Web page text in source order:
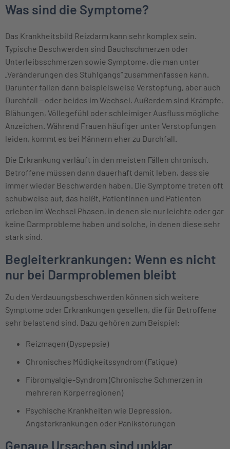
Was sind die Symptome?
Das Krankheitsbild Reizdarm kann sehr komplex sein.
Typische Beschwerden sind Bauchschmerzen oder
Unterleibsschmerzen sowie Symptome, die man unter
„Veränderungen des Stuhlgangs“ zusammenfassen kann.
Darunter fallen dann beispielsweise Verstopfung, aber auch
Durchfall – oder beides im Wechsel. Außerdem sind Krämpfe,
Blähungen, Völlegefühl oder schleimiger Ausfluss mögliche
Anzeichen. Während Frauen häufiger unter Verstopfungen
leiden, kommt es bei Männern eher zu Durchfall.
Die Erkrankung verläuft in den meisten Fällen chronisch.
Betroffene müssen dann dauerhaft damit leben, dass sie
immer wieder Beschwerden haben. Die Symptome treten oft
schubweise auf, das heißt, Patientinnen und Patienten
erleben im Wechsel Phasen, in denen sie nur leichte oder gar
keine Darmprobleme haben und solche, in denen diese sehr
stark sind.
Begleiterkrankungen: Wenn es nicht
nur bei Darmproblemen bleibt
Zu den Verdauungsbeschwerden können sich weitere
Symptome oder Erkrankungen gesellen, die für Betroffene
sehr belastend sind. Dazu gehören zum Beispiel:
Reizmagen (Dyspepsie)
Chronisches Müdigkeitssyndrom (Fatigue)
Fibromyalgie-Syndrom (Chronische Schmerzen in
mehreren Körperregionen)
Psychische Krankheiten wie Depression,
Angsterkrankungen oder Panikstörungen
Genaue Ursachen sind unklar